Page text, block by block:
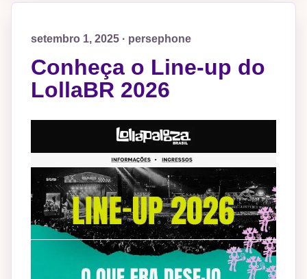
setembro 1, 2025 · persephone
Conheça o Line-up do
LollaBR 2026